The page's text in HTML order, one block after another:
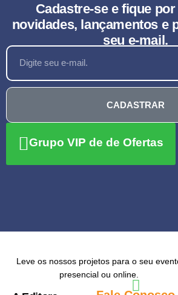
Cadastre-se e fique
novidades, lançamentos e
seu e-mail.
CADASTRAR
Grupo VIP de de Ofertas
Leve os nossos projetos para o seu
presencial ou online.